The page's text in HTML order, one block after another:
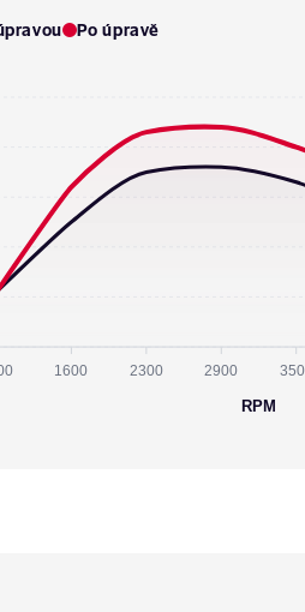
Po úpravě
1600 2300 2900
RPM